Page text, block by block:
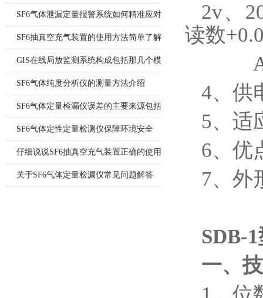
绍
SF6气体泄漏定量报警系统如何精准应对
泄漏风险？
SF6抽真空充气装置的使用方法简单了解
一下
GIS在线局放监测系统构成包括那几个模
块
SF6气体纯度分析仪的测量方法介绍
SF6气体定量检漏仪误差的主要来源包括
哪8个方面
SF6气体定性定量检测仪保障环境安全
仔细说说SF6抽真空充气装置正确的使用
方法
关于SF6气体定量检漏仪常见问题解答
2v、
读数
AC
4、供
5、适
6、优
7、外
SDB-
一、